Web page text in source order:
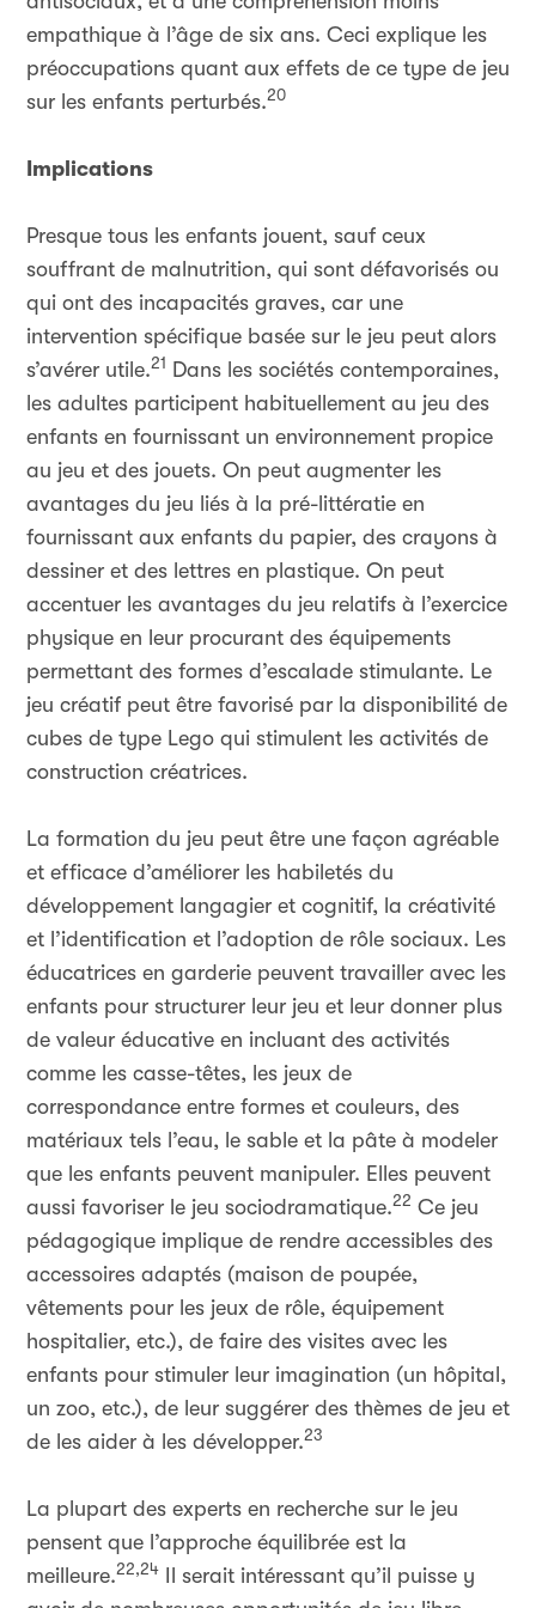
empathique à l’âge de six ans. Ceci explique les
préoccupations quant aux effets de ce type de jeu
sur les enfants perturbés.20
Implications
Presque tous les enfants jouent, sauf ceux
souffrant de malnutrition, qui sont défavorisés ou
qui ont des incapacités graves, car une
intervention spécifique basée sur le jeu peut alors
s’avérer utile.21
Dans les sociétés contemporaines,
les adultes participent habituellement au jeu des
enfants en fournissant un environnement propice
au jeu et des jouets. On peut augmenter les
avantages du jeu liés à la pré-littératie en
fournissant aux enfants du papier, des crayons à
dessiner et des lettres en plastique. On peut
accentuer les avantages du jeu relatifs à l’exercice
physique en leur procurant des équipements
permettant des formes d’escalade stimulante. Le
jeu créatif peut être favorisé par la disponibilité de
cubes de type Lego qui stimulent les activités de
construction créatrices.
La formation du jeu peut être une façon agréable
et efficace d’améliorer les habiletés du
développement langagier et cognitif, la créativité
et l’identification et l’adoption de rôle sociaux. Les
éducatrices en garderie peuvent travailler avec les
enfants pour structurer leur jeu et leur donner plus
de valeur éducative en incluant des activités
comme les casse-têtes, les jeux de
correspondance entre formes et couleurs, des
matériaux tels l’eau, le sable et la pâte à modeler
que les enfants peuvent manipuler. Elles peuvent
aussi favoriser le jeu sociodramatique.22 Ce jeu
pédagogique implique de rendre accessibles des
accessoires adaptés (maison de poupée,
vêtements pour les jeux de rôle, équipement
hospitalier, etc.), de faire des visites avec les
enfants pour stimuler leur imagination (un hôpital,
un zoo, etc.), de leur suggérer des thèmes de jeu et
de les aider à les développer.23
La plupart des experts en recherche sur le jeu
pensent que l’approche équilibrée est la
meilleure.22,24
Il serait intéressant qu’il puisse y